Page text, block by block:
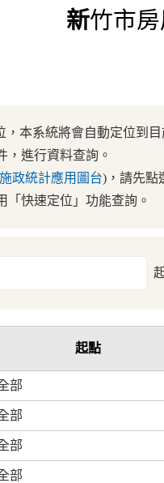
新竹市
本系統將會自動定位到目
，進行資料查詢。
政統計應用圖台)，請先點
「快速定位」功能查詢。
起點
部
部
部
部